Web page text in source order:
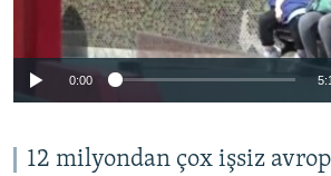
0:00
12 milyondan çox işsiz